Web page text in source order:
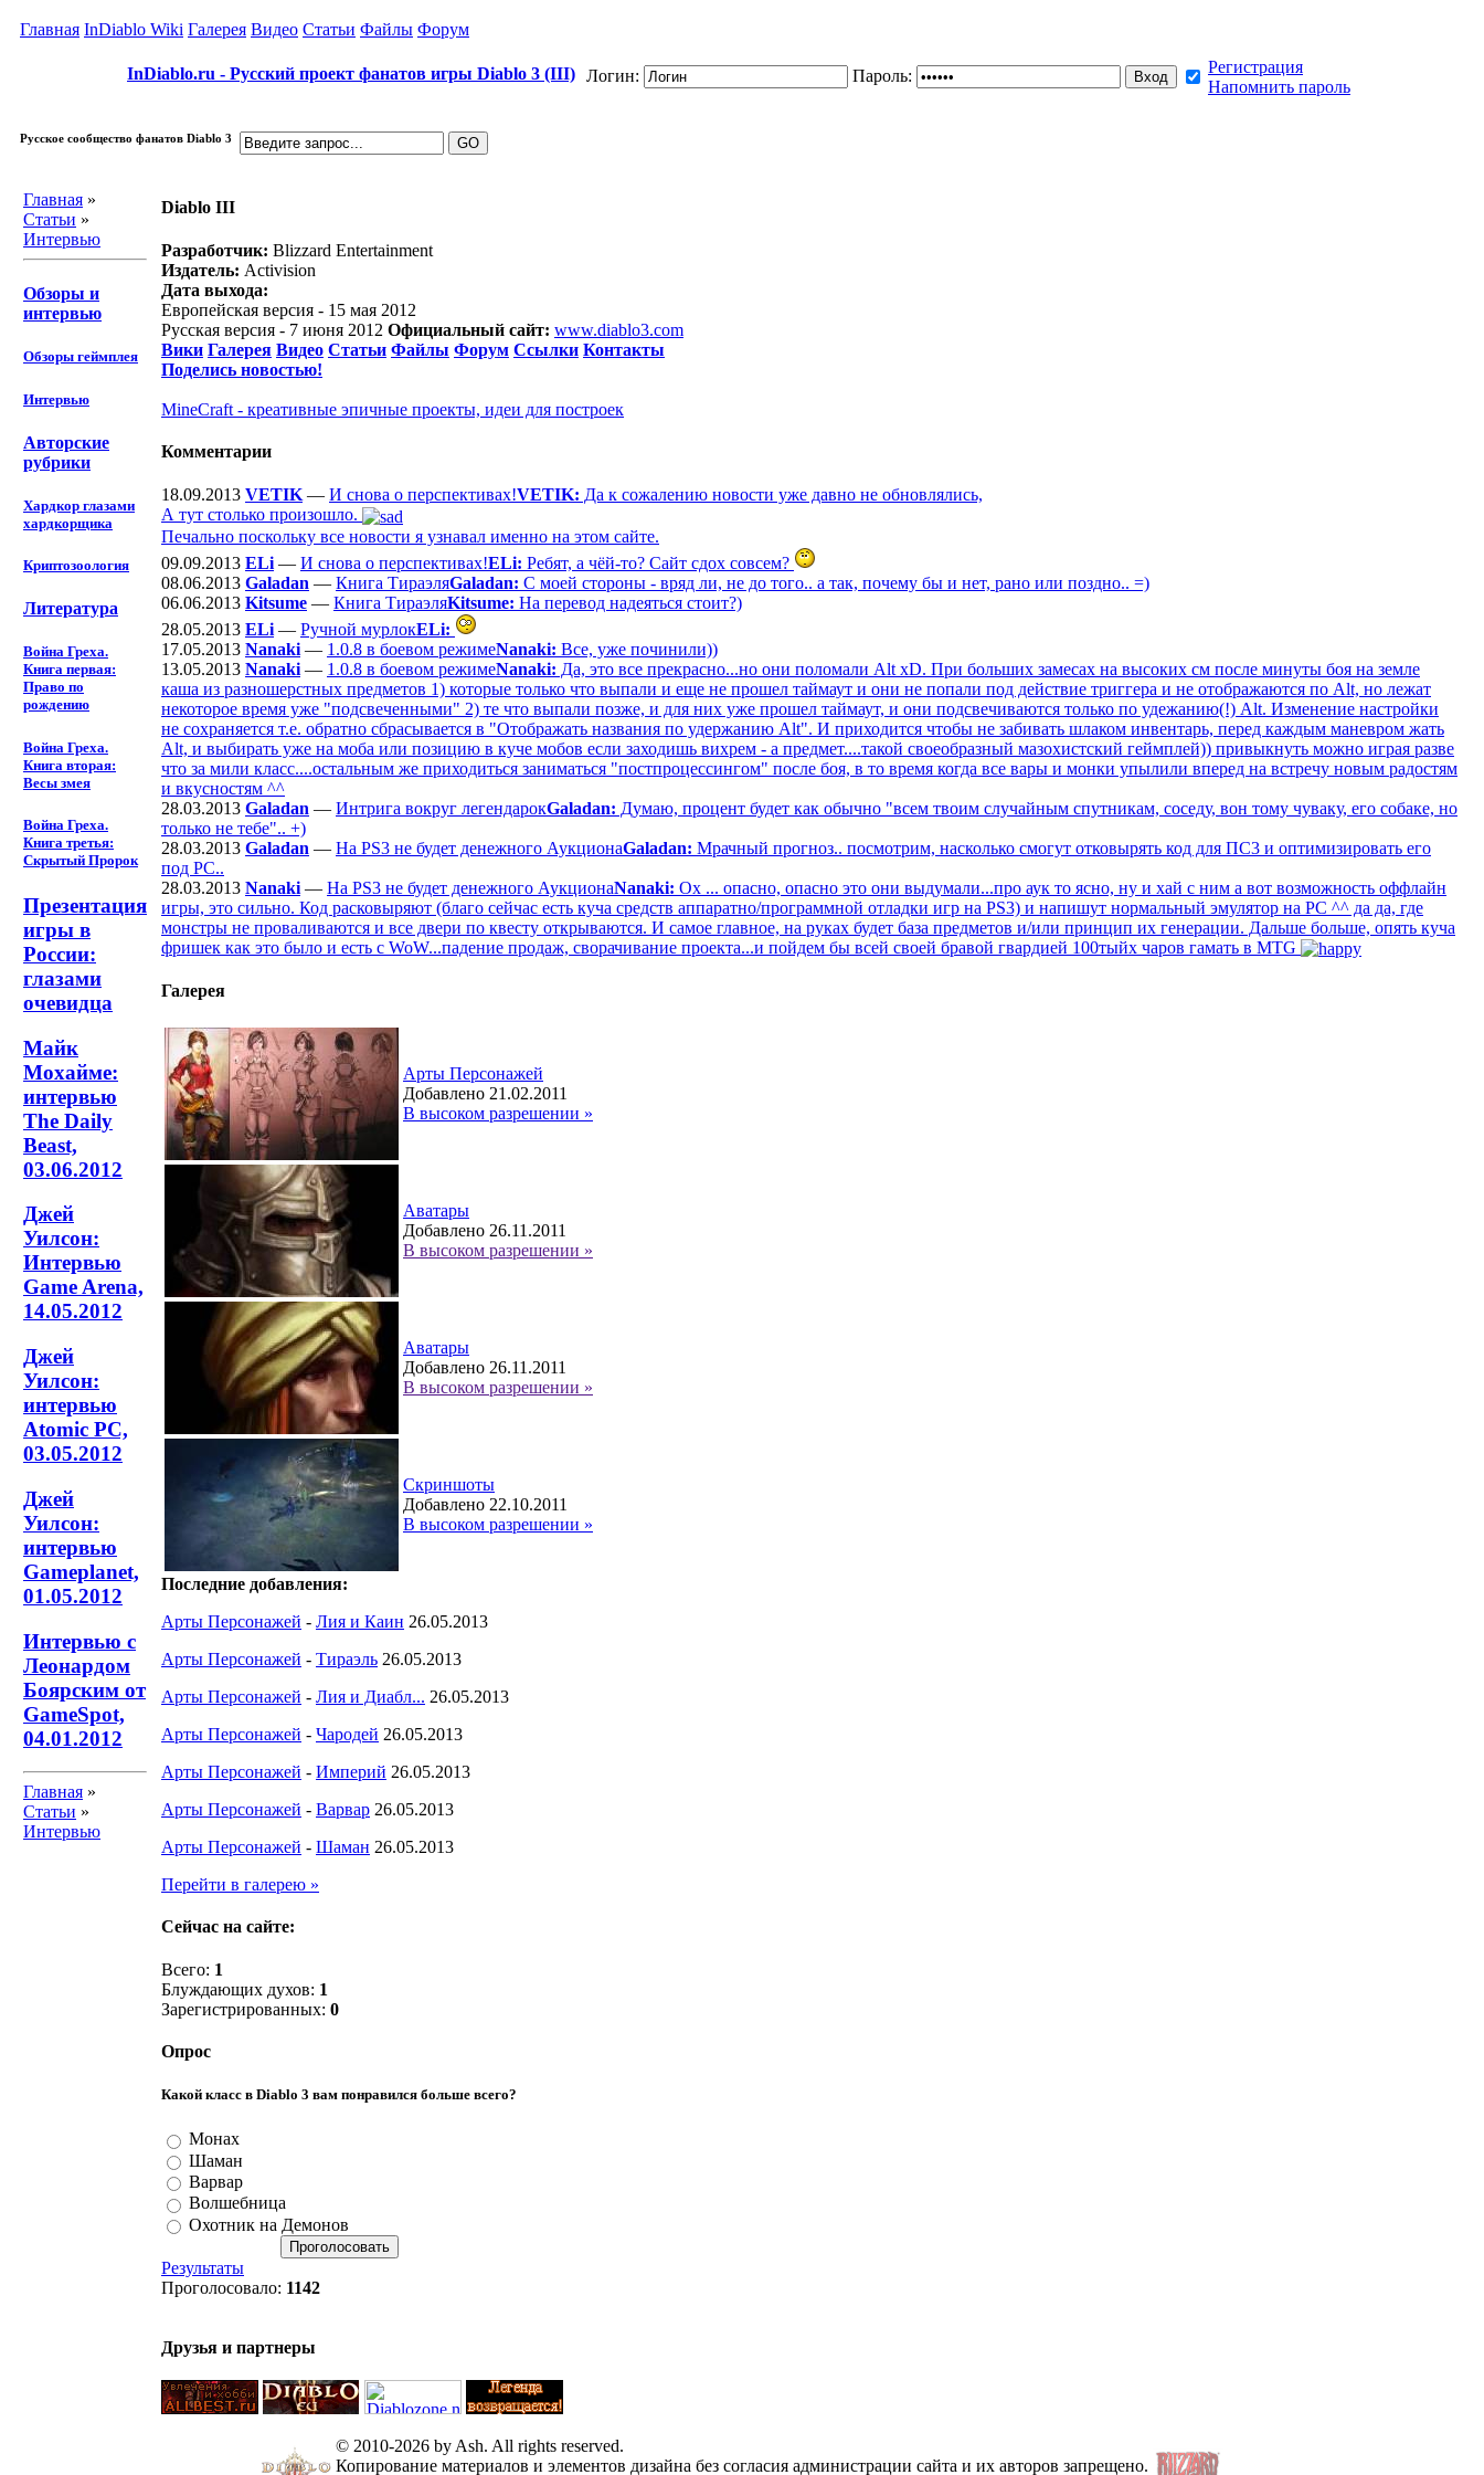
Главная InDiablo Wiki Галерея Видео Статьи Файлы Форум
InDiablo.ru - Русский проект фанатов игры Diablo 3 (III) Логин: Пароль:
Регистрация
Напомнить пароль
Русское сообщество фанатов Diablo 3
Главная »
Статьи »
Интервью
Обзоры и
интервью
Обзоры геймплея
Интервью
Авторские
рубрики
Хардкор глазами
хардкорщика
Криптозоология
Литература
Война Греха.
Книга первая:
Право по
рождению
Война Греха.
Книга вторая:
Весы змея
Война Греха.
Книга третья:
Скрытый Пророк
Презентация
игры в
России:
глазами
очевидца
Майк
Мохайме:
интервью
The Daily
Beast,
03.06.2012
Джей
Уилсон:
Интервью
Game Arena,
14.05.2012
Джей
Уилсон:
интервью
Atomic PC,
03.05.2012
Джей
Уилсон:
интервью
Gameplanet,
01.05.2012
Интервью с
Леонардом
Боярским от
GameSpot,
04.01.2012
Главная »
Статьи »
Интервью
Diablo III
Разработчик: Blizzard Entertainment
Издатель: Activision
Дата выхода:
Европейская версия - 15 мая 2012
Русская версия - 7 июня 2012 Официальный сайт: www.diablo3.com
Вики Галерея Видео Статьи Файлы Форум Ссылки Контакты
Поделись новостью!
MineCraft - креативные эпичные проекты, идеи для построек
Комментарии
18.09.2013 VETIK — И снова о перспективах!VETIK: Да к сожалению новости уже давно не обновлялись,
А тут столько произошло.
Печально поскольку все новости я узнавал именно на этом сайте.
09.09.2013 ELi — И снова о перспективах!ELi: Ребят, а чёй-то? Сайт сдох совсем?
08.06.2013 Galadan — Книга ТираэляGaladan: С моей стороны - вряд ли, не до того.. а так, почему бы и нет, рано или поздно.. =)
06.06.2013 Kitsume — Книга ТираэляKitsume: На перевод надеяться стоит?)
28.05.2013 ELi — Ручной мурлокELi:
17.05.2013 Nanaki — 1.0.8 в боевом режимеNanaki: Все, уже починили))
13.05.2013 Nanaki — 1.0.8 в боевом режимеNanaki: Да, это все прекрасно...но они поломали Alt xD. При больших замесах на высоких см после минуты боя на земле
каша из разношерстных предметов 1) которые только что выпали и еще не прошел таймаут и они не попали под действие триггера и не отображаются по Alt, но лежат
некоторое время уже "подсвеченными" 2) те что выпали позже, и для них уже прошел таймаут, и они подсвечиваются только по удежанию(!) Alt. Изменение настройки
не сохраняется т.е. обратно сбрасывается в "Отображать названия по удержанию Alt". И приходится чтобы не забивать шлаком инвентарь, перед каждым маневром жать
Alt, и выбирать уже на моба или позицию в куче мобов если заходишь вихрем - а предмет....такой своеобразный мазохистский геймплей)) привыкнуть можно играя разве
что за мили класс....остальным же приходиться заниматься "постпроцессингом" после боя, в то время когда все вары и монки упылили вперед на встречу новым радостям
и вкусностям ^^
28.03.2013 Galadan — Интрига вокруг легендарокGaladan: Думаю, процент будет как обычно "всем твоим случайным спутникам, соседу, вон тому чуваку, его собаке, но
только не тебе".. +)
28.03.2013 Galadan — На PS3 не будет денежного АукционаGaladan: Мрачный прогноз.. посмотрим, насколько смогут отковырять код для ПС3 и оптимизировать его
под РС..
28.03.2013 Nanaki — На PS3 не будет денежного АукционаNanaki: Ох ... опасно, опасно это они выдумали...про аук то ясно, ну и хай с ним а вот возможность оффлайн
игры, это сильно. Код расковыряют (благо сейчас есть куча средств аппаратно/программной отладки игр на PS3) и напишут нормальный эмулятор на PC ^^ да да, где
монстры не проваливаются и все двери по квесту открываются. И самое главное, на руках будет база предметов и/или принцип их генерации. Дальше больше, опять куча
фришек как это было и есть с WoW...падение продаж, сворачивание проекта...и пойдем бы всей своей бравой гвардией 100тыйх чаров гамать в MTG
Галерея
Арты Персонажей
Добавлено 21.02.2011
В высоком разрешении »
Аватары
Добавлено 26.11.2011
В высоком разрешении »
Аватары
Добавлено 26.11.2011
В высоком разрешении »
Скриншоты
Добавлено 22.10.2011
В высоком разрешении »
Последние добавления:
Арты Персонажей - Лия и Каин 26.05.2013
Арты Персонажей - Тираэль 26.05.2013
Арты Персонажей - Лия и Диабл... 26.05.2013
Арты Персонажей - Чародей 26.05.2013
Арты Персонажей - Империй 26.05.2013
Арты Персонажей - Варвар 26.05.2013
Арты Персонажей - Шаман 26.05.2013
Перейти в галерею »
Сейчас на сайте:
Всего: 1
Блуждающих духов: 1
Зарегистрированных: 0
Опрос
Какой класс в Diablo 3 вам понравился больше всего?
Монах
Шаман
Варвар
Волшебница
Охотник на Демонов
Результаты
Проголосовало: 1142
Друзья и партнеры
© 2010-2026 by Ash. All rights reserved.
Копирование материалов и элементов дизайна без согласия администрации сайта и их авторов запрещено.